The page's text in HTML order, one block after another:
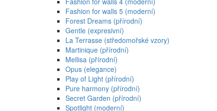
Fashion for walls 5 (moderní)
Forest Dreams (přírodní)
Gentle (expresivní)
La Terrasse (středomořské vzory)
Martinique (přírodní)
Mellisa (přírodní)
Opus (elegance)
Play of Light (přírodní)
Pure harmony (přírodní)
Secret Garden (přírodní)
Spotlight (moderní)